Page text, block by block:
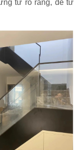
từ rõ ràng, dễ tư